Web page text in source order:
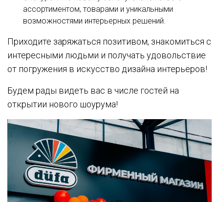
ассортиментом, товарами и уникальными
возможностями интерьерных решений.
Приходите заряжаться позитивом, знакомиться с
интересными людьми и получать удовольствие
от погружения в искусство дизайна интерьеров!
Будем рады видеть вас в числе гостей на
открытии нового шоурума!